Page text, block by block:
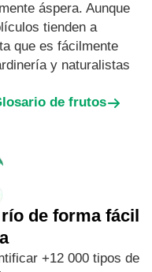
áspera. Aunque
tienden a
que es fácilmente
y naturalistas
de frutos
de forma fácil
+12 000 tipos de